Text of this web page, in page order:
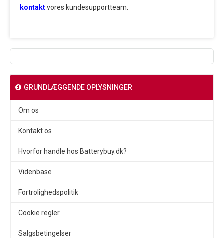
kontaktvores kundesupportteam.
GRUNDLÆGGENDE OPLYSNINGER
Om os
Kontakt os
Hvorfor handle hos Batterybuy.dk?
Videnbase
Fortrolighedspolitik
Cookie regler
Salgsbetingelser